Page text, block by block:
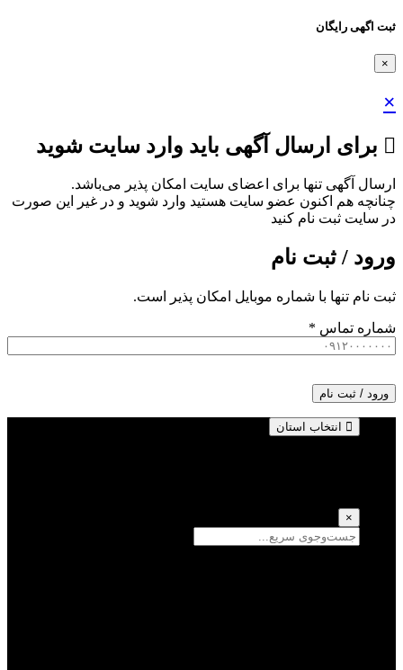
ثبت اگهی رایگان
×
×
برای ارسال آگهی باید وارد سایت شوید
ارسال آگهی تنها برای اعضای سایت امکان پذیر می‌باشد.
چنانچه هم‌ اکنون عضو سایت هستید وارد شوید و در غیر این صورت
در سایت ثبت نام کنید
ورود / ثبت نام
ثبت نام تنها با شماره موبایل امکان پذیر است.
شماره تماس *
ورود / ثبت نام
انتخاب استان
×